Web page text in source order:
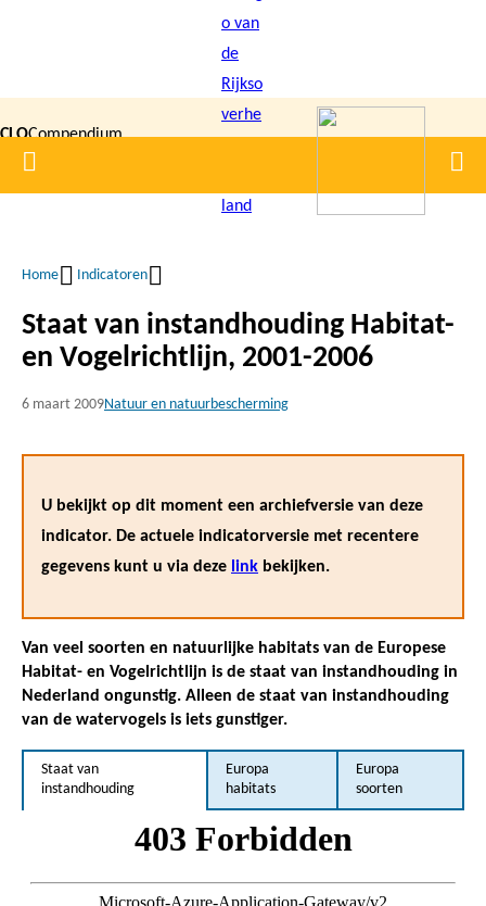
inhoud
gaan
CLOCompendium
voor de
Home
Kruimelpad
Home Indicatoren
Staat van instandhouding Habitat-
en Vogelrichtlijn, 2001-2006
6 maart 2009Natuur en natuurbescherming
U bekijkt op dit moment een archiefversie van deze
indicator. De actuele indicatorversie met recentere
gegevens kunt u via deze link bekijken.
Van veel soorten en natuurlijke habitats van de Europese
Habitat- en Vogelrichtlijn is de staat van instandhouding in
Nederland ongunstig. Alleen de staat van instandhouding
van de watervogels is iets gunstiger.
Staat van
instandhouding
Europa
habitats
Europa
soorten